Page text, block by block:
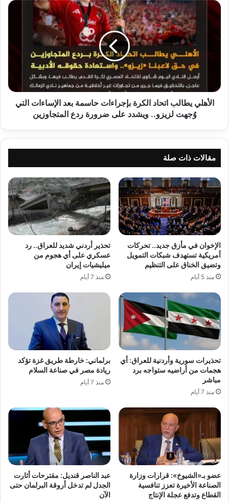
الأهلي
يطالب
الكرة
بإجراءات
الإساءات
التي
وُجهت
المتجاوزين
الأهلي يطالب اتحاد الكرة بإجراءات حاسمة بعد الإساءات التي
وُجهت لزيزو.. ويشدد على ضرورة ردع المتجاوزين
مقالات ذات صلة
الإخوان في مأزق جديد.. تحركات
أمريكية تستهدف شبكات التمويل
وتضيق الخناق على التنظيم
منذ 5 أيام
تحذير أردني شديد للعراق.. رد
عسكري على أي هجوم من
ميليشيات إيران
منذ 7 أيام
تحذيرات سورية وأردنية للعراق: أي
هجمات من أراضيه ستواجه برد
مباشر
منذ 7 أيام
برلماني: خارطة طريق غزة تؤكد
ريادة مصر في صناعة السلام
منذ 7 أيام
عضو بـ«الشيوخ»: قرارات وزارة
الصناعة الأخيرة تعزز تنافسية
القطاع وتدفع عجلة الإنتاج
عبد الناصر قنديل: مقترحات أثارت
الجدل لم تدخل أروقة البرلمان حتى
الآن